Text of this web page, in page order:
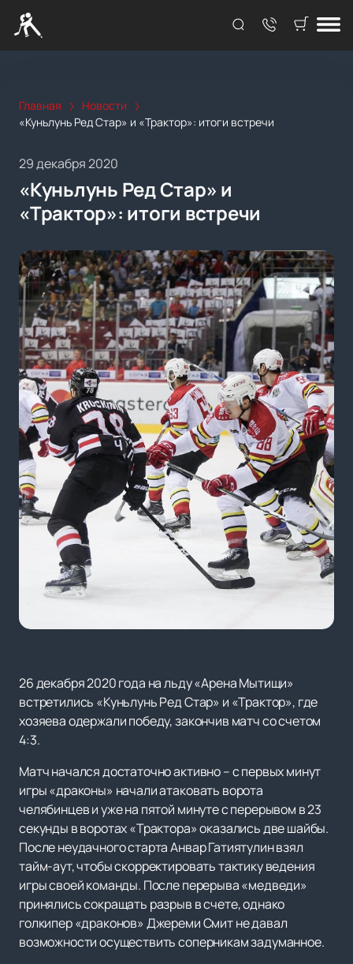
Главная
Новости
«Куньлунь‌ ‌Ред‌ ‌Стар»‌ ‌и‌ ‌«Трактор»: итоги встречи
29 декабря 2020
«Куньлунь‌ ‌Ред‌ ‌Стар»‌ ‌и‌
‌«Трактор»: итоги встречи
26 декабря 2020 года на льду «Арена Мытищи»
встретились «Куньлунь Ред Стар» и «Трактор», где
хозяева одержали победу, закончив матч со счетом
4:3.
Матч начался достаточно активно – с первых минут
игры «драконы» начали атаковать ворота
челябинцев и уже на пятой минуте с перерывом в 23
секунды в воротах «Трактора» оказались две шайбы.
После неудачного старта Анвар Гатиятулин взял
тайм-аут, чтобы скорректировать тактику ведения
игры своей команды. После перерыва «медведи»
принялись сокращать разрыв в счете, однако
голкипер «драконов» Джереми Смит не давал
возможности осуществить соперникам задуманное.